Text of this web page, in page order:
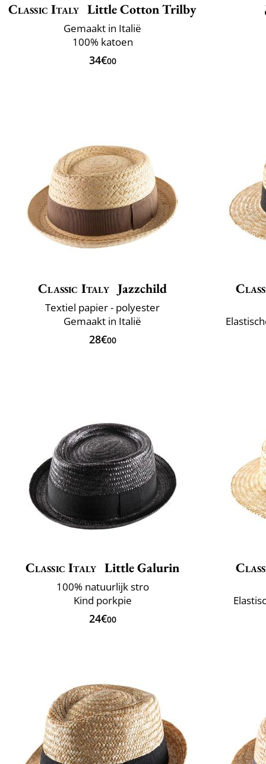
Classic Italy Little Cotton Trilby
Gemaakt in Italië
100% katoen
34€00
Classic Italy Jazzchild
Textiel papier - polyester
Gemaakt in Italië
28€00
Classic Italy Little Galurin
100% natuurlijk stro
Kind porkpie
24€00